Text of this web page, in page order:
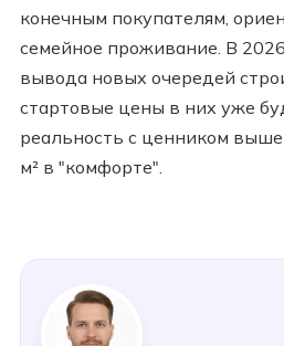
конечным покупателям,
семейное проживание. В
вывода новых очередей
стартовые цены в них уже
реальность с ценником
м² в "комфорте".